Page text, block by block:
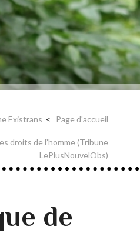
Existrans Page d'accueil
droits de l’homme (Tribune
LePlusNouvelObs)
de